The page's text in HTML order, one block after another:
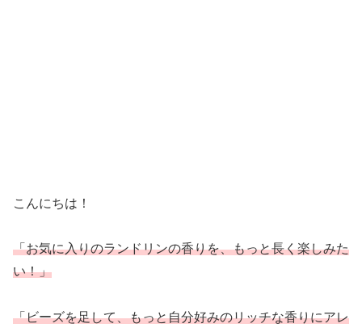
こんにちは！
「お気に入りのランドリンの香りを、もっと長く楽しみた
い！」
「ビーズを足して、もっと自分好みのリッチな香りにアレ